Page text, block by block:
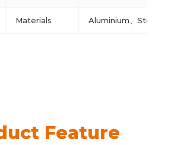
Materials Aluminium、Steel
Feature